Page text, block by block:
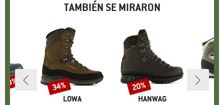
TAMBIÉN SE MIRARON
MARCA
LOWA
Descuento
34%
MARCA
HANWAG
Descuento
20%